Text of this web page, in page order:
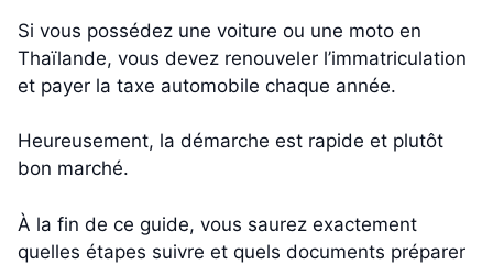
Si vous possédez une voiture ou une moto en
Thaïlande, vous devez renouveler l’immatriculation
et payer la taxe automobile chaque année.
Heureusement, la démarche est rapide et plutôt
bon marché.
À la fin de ce guide, vous saurez exactement
quelles étapes suivre et quels documents préparer